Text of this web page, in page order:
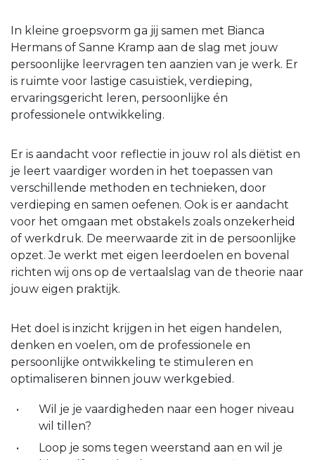
In kleine groepsvorm ga jij samen met Bianca
Hermans of Sanne Kramp aan de slag met jouw
persoonlijke leervragen ten aanzien van je werk. Er
is ruimte voor lastige casuïstiek, verdieping,
ervaringsgericht leren, persoonlijke én
professionele ontwikkeling.
Er is aandacht voor reflectie in jouw rol als diëtist en
je leert vaardiger worden in het toepassen van
verschillende methoden en technieken, door
verdieping en samen oefenen. Ook is er aandacht
voor het omgaan met obstakels zoals onzekerheid
of werkdruk. De meerwaarde zit in de persoonlijke
opzet. Je werkt met eigen leerdoelen en bovenal
richten wij ons op de vertaalslag van de theorie naar
jouw eigen praktijk.
Het doel is inzicht krijgen in het eigen handelen,
denken en voelen, om de professionele en
persoonlijke ontwikkeling te stimuleren en
optimaliseren binnen jouw werkgebied.
Wil je je vaardigheden naar een hoger niveau
wil tillen?
Loop je soms tegen weerstand aan en wil je